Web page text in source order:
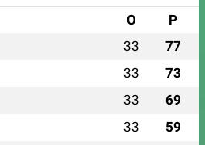
O P
33 77
33 73
33 69
33 59